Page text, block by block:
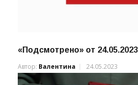
«Подсмотрено» от
Автор: Валентина 24.05.2023